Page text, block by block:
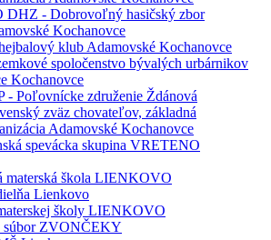
DHZ - Dobrovoľný hasičský zbor
Kochanovce
klub Adamovské Kochanovce
spoločenstvo bývalých urbárnikov
Kochanovce
- Poľovnícke združenie Ždánová
zväz chovateľov, základná
Adamovské Kochanovce
spevácka skupina VRETENO
materská škola LIENKOVO
Lienkovo
školy LIENKOVO
súbor ZVONČEKY